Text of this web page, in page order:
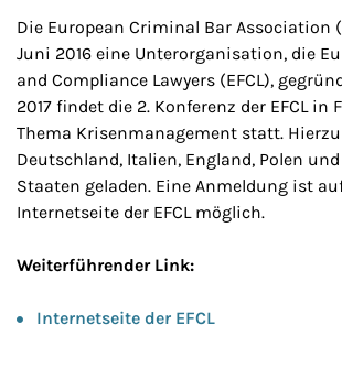
Die European Criminal Bar Association
Juni 2016 eine Unterorganisation, die
and Compliance Lawyers (EFCL),
2017 findet die 2. Konferenz der EFCL in
Thema Krisenmanagement statt.
Deutschland, Italien, England, Polen
Staaten geladen. Eine Anmeldung ist
Internetseite der EFCL möglich.
Weiterführender Link:
Internetseite der EFCL